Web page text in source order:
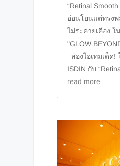
“Retinal
อ่อนโยนแต่ทรง
ไม่ระคายเคือง ใ
"GLOW
ส่องไอเทมเด็ด!
ISDIN กับ
read more